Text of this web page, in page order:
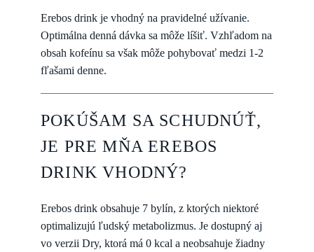
Erebos drink je vhodný na pravidelné užívanie.
Optimálna denná dávka sa môže líšiť. Vzhľadom na
obsah kofeínu sa však môže pohybovať medzi 1-2
fľašami denne.
POKÚŠAM SA SCHUDNÚŤ,
JE PRE MŇA EREBOS
DRINK VHODNÝ?
Erebos drink obsahuje 7 bylín, z ktorých niektoré
optimalizujú ľudský metabolizmus. Je dostupný aj
vo verzii Dry, ktorá má 0 kcal a neobsahuje žiadny